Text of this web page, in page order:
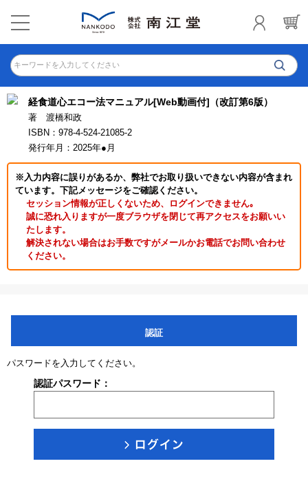
キーワードを入力してください
経食道心エコー法マニュアル[Web動画付]（改訂第6版）
著 渡橋和政
ISBN：978-4-524-21085-2
発行年月：2025年●月
※入力内容に誤りがあるか、弊社でお取り扱いできない内容が含まれ
ています。下記メッセージをご確認ください。
セッション情報が正しくないため、ログインできません｡
誠に恐れ入りますが一度ブラウザを閉じて再アクセスをお願いい
たします。
解決されない場合はお手数ですがメールかお電話でお問い合わせ
ください。
認証
パスワードを入力してください。
認証パスワード：